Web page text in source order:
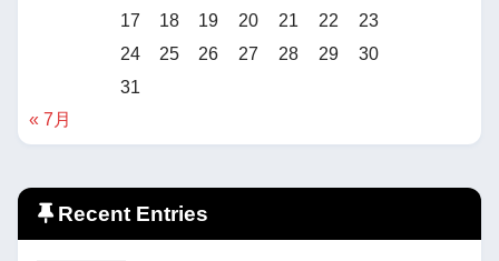
17
18 19 20 21 22
23
24
25 26 27 28 29
30
31
« 7月
Recent Entries